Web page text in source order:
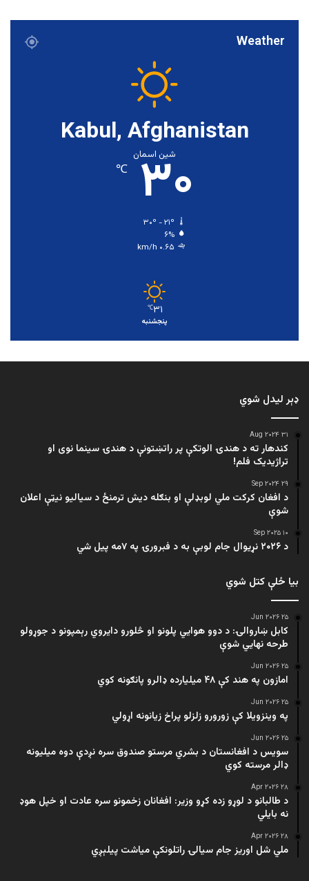
Weather
Kabul, Afghanistan
شین اسمان
۳۰ ℃
۶%
۰.۶۵ km/h
۳۱℃
پنجشنبه
ډېر لیدل شوي
۳۱ Aug ۲۰۲۴
کندهار ته د هندۍ الوتکې پر راتښتونې د هندۍ سینما نوی او
تراژيديک فلم!
۲۹ Sep ۲۰۲۴
د افغان کرکت ملي لوبډلې او بنګله دیش ترمنځ د سیالیو نیټې اعلان
شوې
۱۰ Sep ۲۰۲۵
د ۲۰۲۶ نړیوال جام لوبې به د فبرورۍ په ۷مه پیل شي
بیا ځلې کتل شوي
۲۵ Jun ۲۰۲۶
کابل ښاروالۍ: د دوو هوايي پلونو او څلورو دایروي رېمپونو د جوړولو
طرحه نهایي شوې
۲۵ Jun ۲۰۲۶
امازون په هند کې ۴۸ میلیارده ډالرو پانګونه کوي
۲۵ Jun ۲۰۲۶
په وینزویلا کې زورورو زلزلو پراخ زیانونه اړولي
۲۵ Jun ۲۰۲۶
سویس د افغانستان د بشري مرستو صندوق سره نږدې دوه میلیونه
ډالر مرسته کوي
۲۸ Apr ۲۰۲۶
د طالبانو د لوړو زده کړو وزیر: افغانان زخمونو سره عادت او خپل هوډ
نه بایلي
۲۸ Apr ۲۰۲۶
ملي شل اوریز جام سیالۍ راتلونکې میاشت پیلېږي